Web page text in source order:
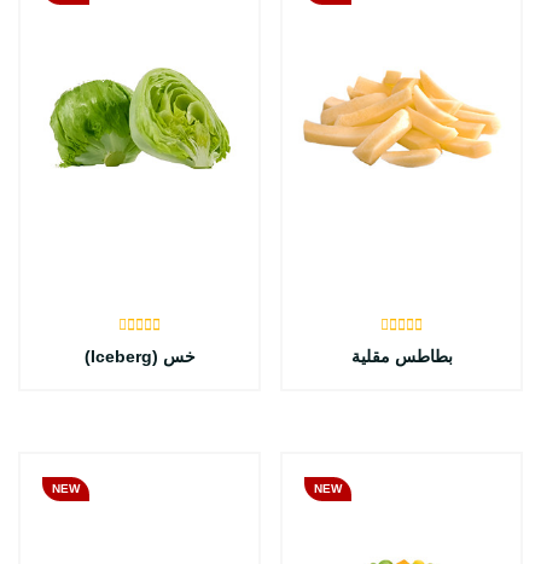
بطاطس مقلية خس (Iceberg)
NEW
NEW